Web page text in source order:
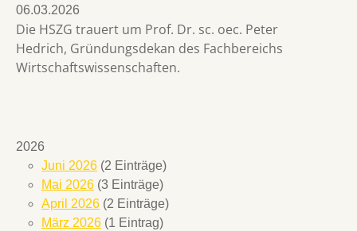
06.03.2026
Die HSZG trauert um Prof. Dr. sc. oec. Peter
Hedrich, Gründungsdekan des Fachbereichs
Wirtschaftswissenschaften.
2026
Juni 2026 (2 Einträge)
Mai 2026 (3 Einträge)
April 2026 (2 Einträge)
März 2026 (1 Eintrag)